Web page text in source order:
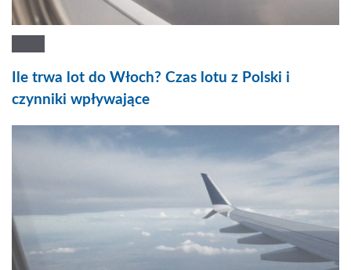
Ile trwa lot do Włoch? Czas lotu z Polski i
czynniki wpływające